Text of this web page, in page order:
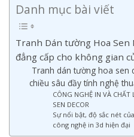
Danh mục bài viết
Tranh Dán tường Hoa Sen
đẳng cấp cho không gian
Tranh dán tường hoa sen
chiều sâu đầy tính nghệ
CÔNG NGHỆ IN VÀ
SEN DECOR
Sự nổi bật, độ sắc nét
công nghệ in 3d hiện đại